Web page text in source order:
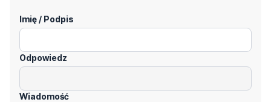
Odpowiedz
Wiadomość